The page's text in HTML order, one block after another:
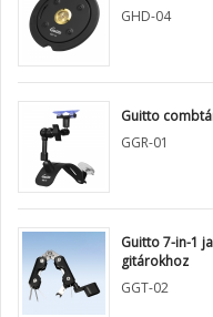
GHD-04
Guitto
GGR-01
Guitto 7-in-1
gitárokhoz
GGT-02